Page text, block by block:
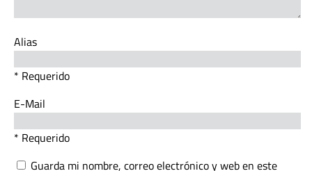
Alias
* Requerido
E-Mail
* Requerido
Guarda mi nombre, correo electrónico y web en este